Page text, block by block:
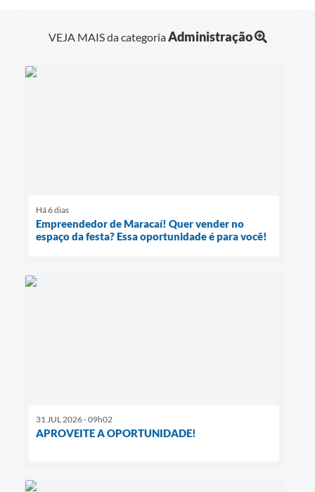
VEJA MAIS da categoriaAdministração
Há 6 dias
Empreendedor de Maracaí! Quer vender no
espaço da festa? Essa oportunidade é para você!
31 JUL 2026 - 09h02
APROVEITE A OPORTUNIDADE!